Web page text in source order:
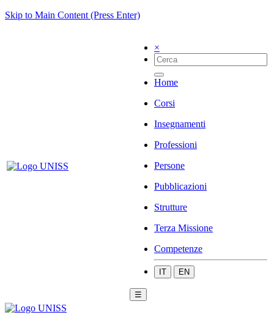
Skip to Main Content (Press Enter)
×
Home
Corsi
Insegnamenti
Professioni
Persone
Pubblicazioni
Strutture
Terza Missione
Competenze
IT EN
☰